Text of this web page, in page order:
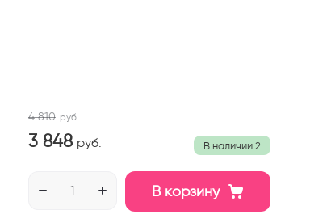
В наличии 2
4 810 руб.
3 848 руб.
В корзину